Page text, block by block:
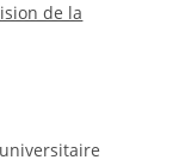
de la